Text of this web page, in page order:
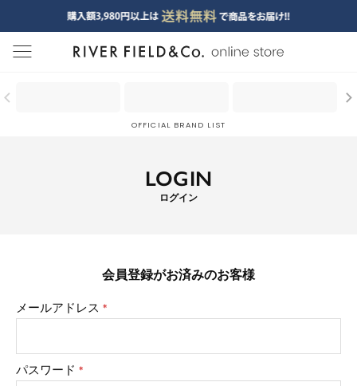
menu
OFFICIAL BRAND LIST
LOGIN
ログイン
会員登録がお済みのお客様
メールアドレス
(必
パスワード
(必